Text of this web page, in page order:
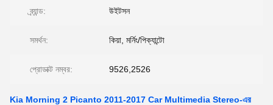
ব্র্যান্ড: উইটসন
সমর্থন: কিয়া, মর্নিং/পিক্যান্টো
প্রোডাক্ট নম্বর: 9526,2526
Kia Morning 2 Picanto 2011-2017 Car Multimedia Stereo-এর